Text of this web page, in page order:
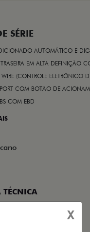
SÉRIE
AUTOMÁTICO E
EM ALTA DEFINIÇÃO
WIRE (CONTROLE ELETRÔNICO
COM BOTÃO DE
COM EBD
TÉCNICA
X